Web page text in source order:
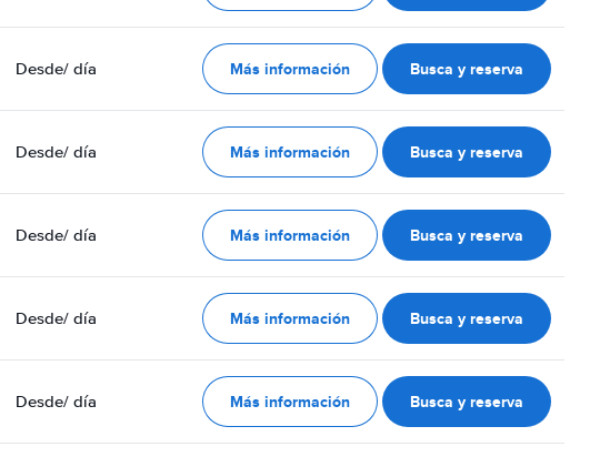
Desde/ día Más información Busca y reserva
Desde/ día Más información Busca y reserva
Desde/ día Más información Busca y reserva
Desde/ día Más información Busca y reserva
Desde/ día Más información Busca y reserva